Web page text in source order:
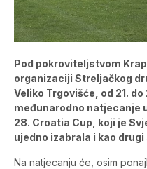
Pod pokroviteljstvom
organizaciji Streljačkog
Veliko Trgovišće, od 21.
međunarodno natjecanje
28. Croatia Cup, koji je
ujedno izabrala i kao
Na natjecanju će, osim